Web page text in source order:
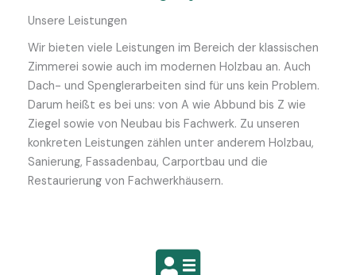
Unsere Leistungen
Wir bieten viele Leistungen im Bereich der klassischen
Zimmerei sowie auch im modernen Holzbau an. Auch
Dach- und Spenglerarbeiten sind für uns kein Problem.
Darum heißt es bei uns: von A wie Abbund bis Z wie
Ziegel sowie von Neubau bis Fachwerk. Zu unseren
konkreten Leistungen zählen unter anderem Holzbau,
Sanierung, Fassadenbau, Carportbau und die
Restaurierung von Fachwerkhäusern.